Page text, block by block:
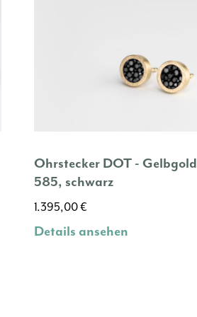
Ohrstecker DOT - Gelbgold
585, schwarz
1.395,00€
Details ansehen